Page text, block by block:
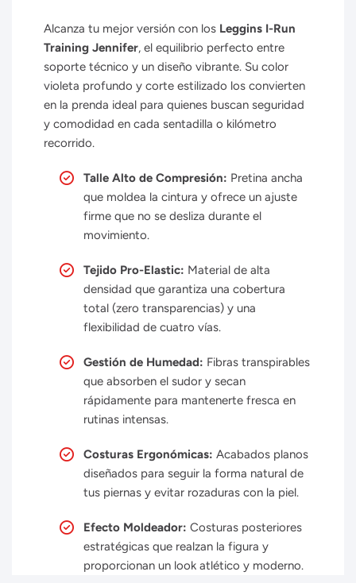
Alcanza tu mejor versión con los Leggins I-Run
Training Jennifer, el equilibrio perfecto entre
soporte técnico y un diseño vibrante. Su color
violeta profundo y corte estilizado los convierten
en la prenda ideal para quienes buscan seguridad
y comodidad en cada sentadilla o kilómetro
recorrido.
Talle Alto de Compresión: Pretina ancha
que moldea la cintura y ofrece un ajuste
firme que no se desliza durante el
movimiento.
Tejido Pro-Elastic: Material de alta
densidad que garantiza una cobertura
total (zero transparencias) y una
flexibilidad de cuatro vías.
Gestión de Humedad: Fibras transpirables
que absorben el sudor y secan
rápidamente para mantenerte fresca en
rutinas intensas.
Costuras Ergonómicas: Acabados planos
diseñados para seguir la forma natural de
tus piernas y evitar rozaduras con la piel.
Efecto Moldeador: Costuras posteriores
estratégicas que realzan la figura y
proporcionan un look atlético y moderno.